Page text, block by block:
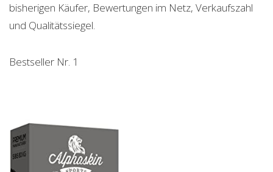
bisherigen Käufer, Bewertungen im Netz, Verkaufszahl
und Qualitätssiegel.
Bestseller Nr. 1